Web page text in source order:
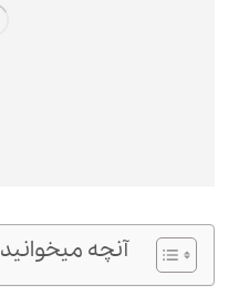
آنچه میخوانید